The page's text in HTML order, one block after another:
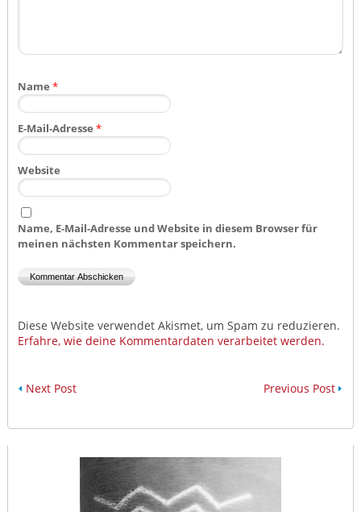
Name *
E-Mail-Adresse *
Website
Name, E-Mail-Adresse und Website in diesem Browser für
meinen nächsten Kommentar speichern.
Diese Website verwendet Akismet, um Spam zu reduzieren.
Erfahre, wie deine Kommentardaten verarbeitet werden.
Next Post Previous Post